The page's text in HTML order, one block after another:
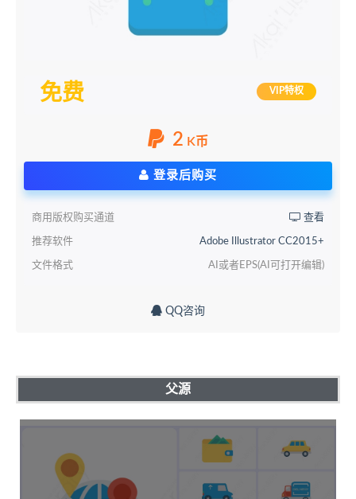
免费 VIP特权
2 K币
登录后购买
商用版权购买通道 查看
推荐软件 Adobe Illustrator CC2015+
文件格式 AI或者EPS(AI可打开编辑)
QQ咨询
父源